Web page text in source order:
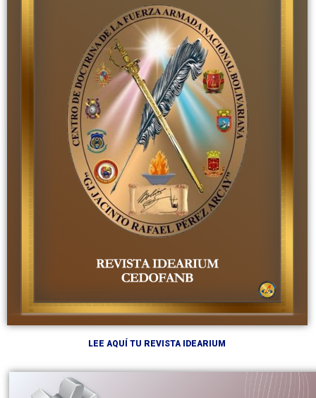
LEE AQUÍ TU REVISTA IDEARIUM